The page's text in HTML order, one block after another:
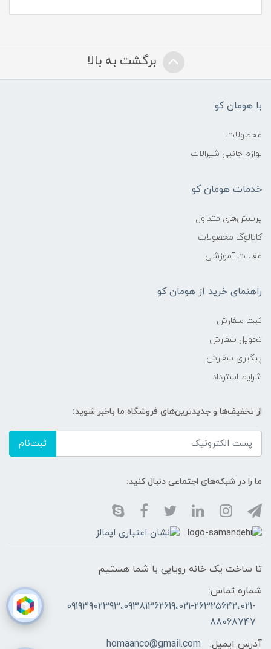
برگشت به بالا
با هومان کو
محصولات
لوازم جانبی شیرالات
خدمات هومان کو
پرسش‌های متداول
کاتالوگ محصولات
مقالات آموزشی
راهنمای خرید از هومان کو
ثبت سفارش
تحویل سفارش
پیگیری سفارش
شرایط استرداد
از تخفیف‌ها و جدیدترین‌های فروشگاه ما باخبر شوید:
ثبت‌نام
ما را در شبکه‌های اجتماعی دنبال کنید:
تا ساخت یک خانه رویایی با شما هستیم
شماره تماس:
09193902393،09381362619،021-26325642،021-
88068747
آدرس ایمیل:
homaanco@gmail.com